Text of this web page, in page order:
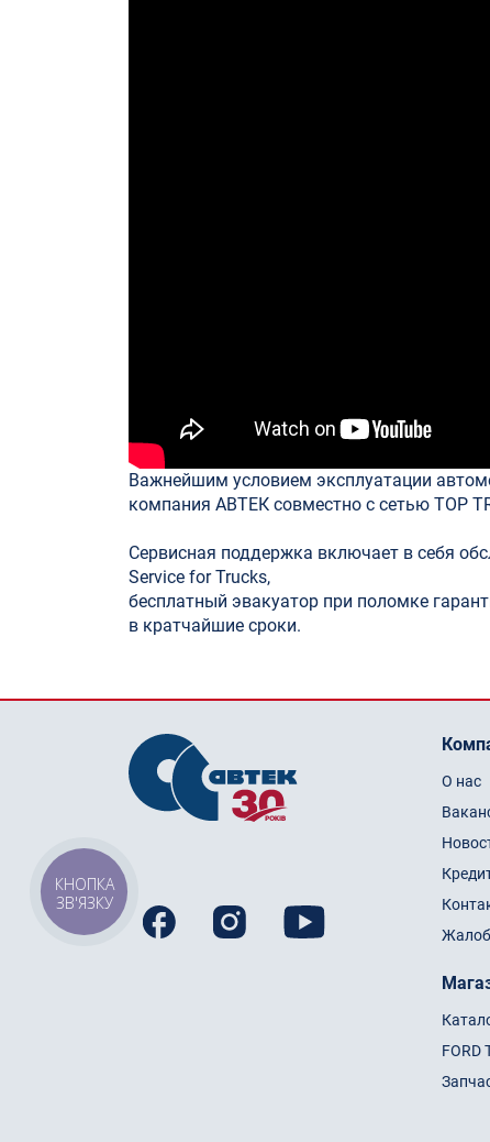
Важнейшим условием эксплуатации
компания АВТЕК совместно с сетью TOP
Сервисная поддержка включает в себя
Service for Trucks,
бесплатный эвакуатор при поломке
в кратчайшие сроки.
О нас
FORD
КНОПКА
ЗВ'ЯЗКУ